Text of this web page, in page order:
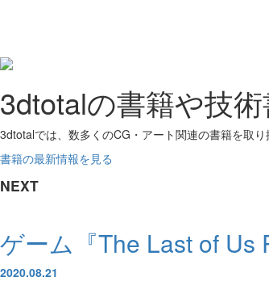
3dtotalの書籍や技
3dtotalでは、数多くのCG・アート関連の書籍を取
書籍の最新情報を見る
NEXT
ゲーム『The Last of
2020.08.21